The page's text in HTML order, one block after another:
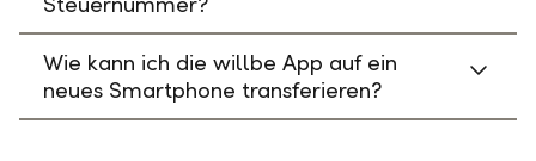
Wie kann ich die willbe App auf ein
neues Smartphone transferieren?